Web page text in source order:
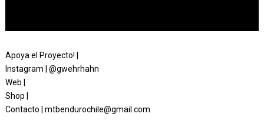
Apoya el Proyecto! |
Instagram | @gwehrhahn
Web |
Shop |
Contacto | mtbendurochile@gmail.com